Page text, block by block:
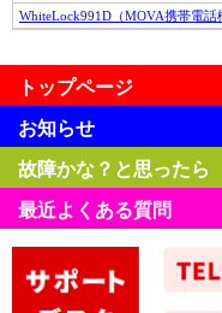
WhiteLock991D（MOVA携帯電話
トップページ
お知らせ
故障かな？と思ったら
最近よくある質問